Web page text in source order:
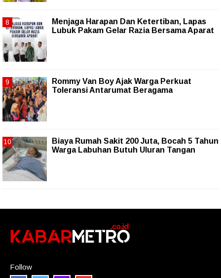
Menjaga Harapan Dan Ketertiban, Lapas
Lubuk Pakam Gelar Razia Bersama Aparat
Rommy Van Boy Ajak Warga Perkuat
Toleransi Antarumat Beragama
Biaya Rumah Sakit 200 Juta, Bocah 5 Tahun
Warga Labuhan Butuh Uluran Tangan
Follow